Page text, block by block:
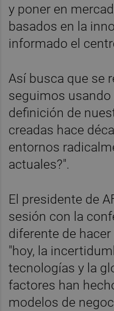
y poner en
basados en la
informado el
Así busca que se
seguimos
definición de
creadas hace
entornos
actuales?".
El presidente de
sesión con la
diferente de
"hoy, la
tecnologías y la
factores han
modelos de